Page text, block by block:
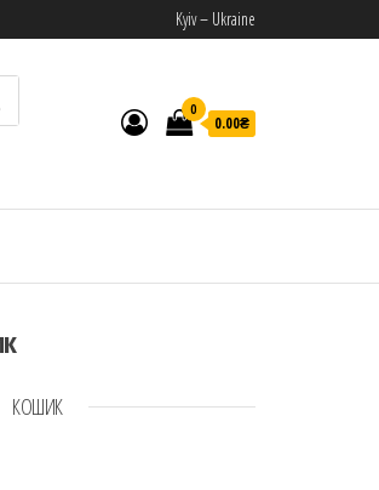
Kyiv – Ukraine
0
0.00₴
КОШИК